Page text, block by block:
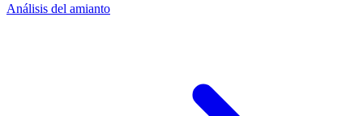
Análisis del amianto